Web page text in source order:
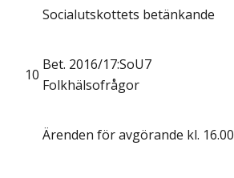
Socialutskottets betänkande
10
Bet. 2016/17:SoU7
Folkhälsofrågor
Ärenden för avgörande kl. 16.00